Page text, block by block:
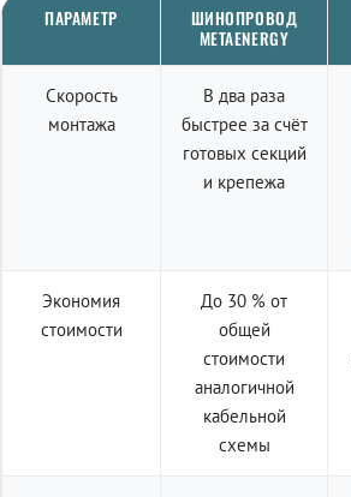
ПАРАМЕТР
ШИНОПРОВОД
METAENERGY
Скорость
монтажа
В два раза
быстрее за счёт
готовых секций
и крепежа
Экономия
стоимости
До 30 % от
общей
стоимости
аналогичной
кабельной
схемы